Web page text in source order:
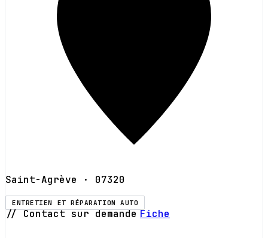
Saint-Agrève · 07320
ENTRETIEN ET RÉPARATION AUTO
// Contact sur demande Fiche